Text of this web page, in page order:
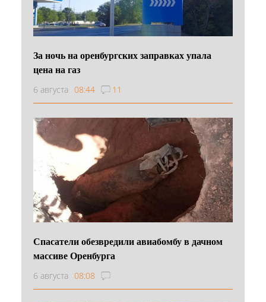
За ночь на оренбургских заправках упала
цена на газ
6 августа 08:44 11
Спасатели обезвредили авиабомбу в дачном
массиве Оренбурга
6 августа 08:08